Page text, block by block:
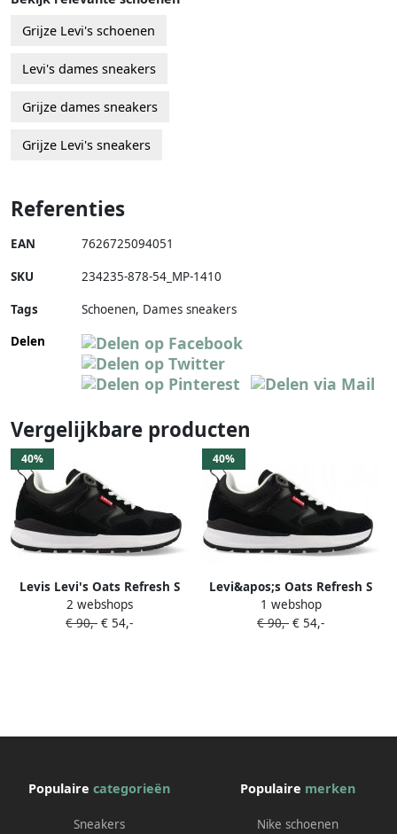
Grijze Levi's schoenen
Levi's dames sneakers
Grijze dames sneakers
Grijze Levi's sneakers
Referenties
EAN 7626725094051
SKU 234235-878-54_MP-1410
Tags
Schoenen, Dames sneakers
Delen
Vergelijkbare producten
40%
Levis Levi's Oats Refresh S
Regular 234235-878-59 Zwart
2 webshops
€ 90,- € 54,-
40%
Levi&apos;s Oats Refresh S
Regular 234235-878-59 Zwart
1 webshop
€ 90,- € 54,-
Populaire categorieën
Sneakers
Populaire merken
Nike schoenen